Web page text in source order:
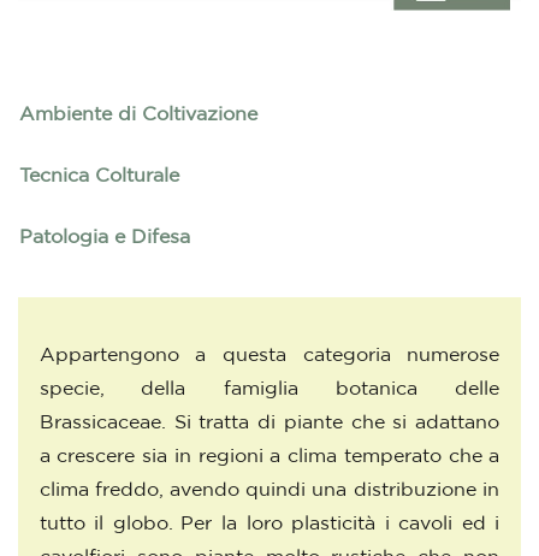
Ambiente di Coltivazione
Tecnica Colturale
Patologia e Difesa
Appartengono a questa categoria numerose
specie, della famiglia botanica delle
Brassicaceae. Si tratta di piante che si adattano
a crescere sia in regioni a clima temperato che a
clima freddo, avendo quindi una distribuzione in
tutto il globo. Per la loro plasticità i cavoli ed i